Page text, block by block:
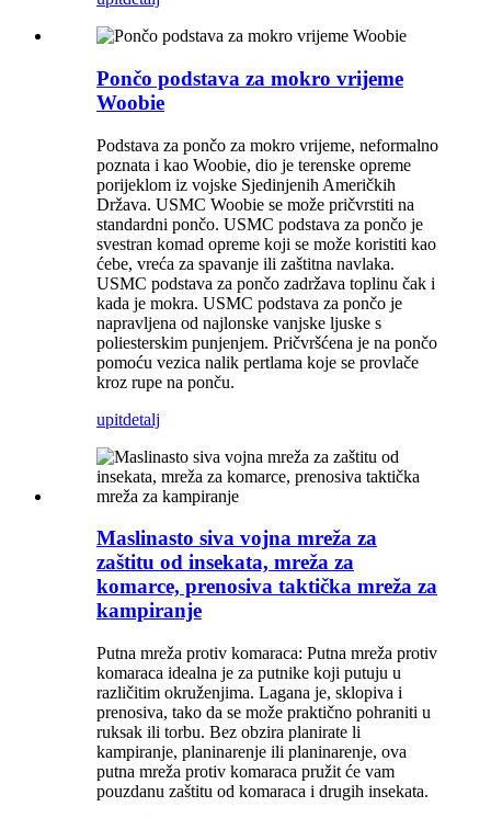
Pončo podstava za mokro vrijeme
Woobie
Podstava za pončo za mokro vrijeme, neformalno
poznata i kao Woobie, dio je terenske opreme
porijeklom iz vojske Sjedinjenih Američkih
Država. USMC Woobie se može pričvrstiti na
standardni pončo. USMC podstava za pončo je
svestran komad opreme koji se može koristiti kao
ćebe, vreća za spavanje ili zaštitna navlaka.
USMC podstava za pončo zadržava toplinu čak i
kada je mokra. USMC podstava za pončo je
napravljena od najlonske vanjske ljuske s
poliesterskim punjenjem. Pričvršćena je na pončo
pomoću vezica nalik pertlama koje se provlače
kroz rupe na ponču.
upitdetalj
Maslinasto siva vojna mreža za
zaštitu od insekata, mreža za
komarce, prenosiva taktička mreža za
kampiranje
Putna mreža protiv komaraca: Putna mreža protiv
komaraca idealna je za putnike koji putuju u
različitim okruženjima. Lagana je, sklopiva i
prenosiva, tako da se može praktično pohraniti u
ruksak ili torbu. Bez obzira planirate li
kampiranje, planinarenje ili planinarenje, ova
putna mreža protiv komaraca pružit će vam
pouzdanu zaštitu od komaraca i drugih insekata.